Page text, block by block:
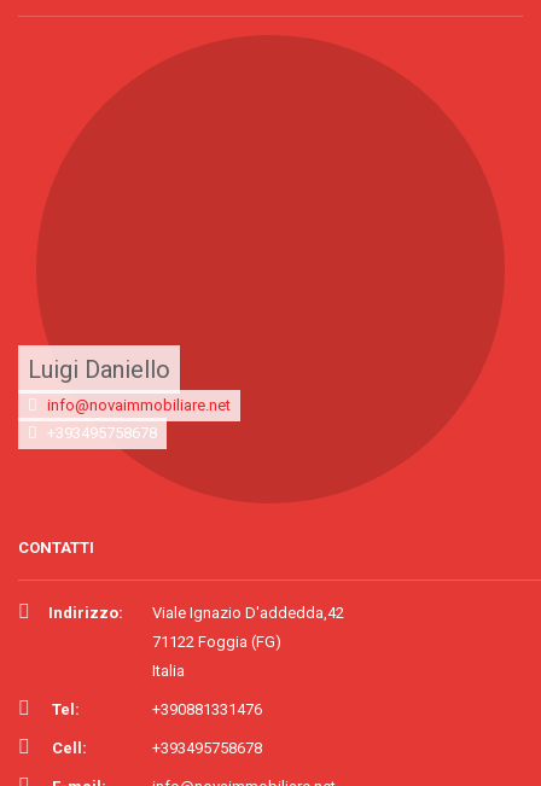
Luigi Daniello
info@novaimmobiliare.net
+393495758678
CONTATTI
Indirizzo:
Viale Ignazio D'addedda,42
71122 Foggia (FG)
Italia
Tel: +390881331476
Cell: +393495758678